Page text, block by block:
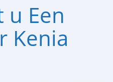
u Een
Kenia